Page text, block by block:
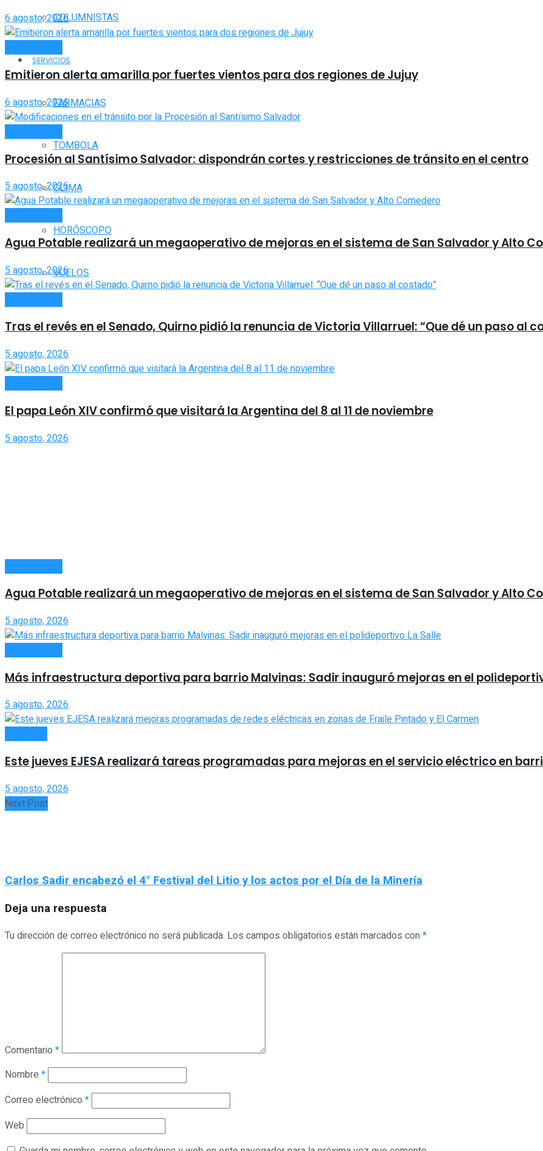
COLUMNISTAS
SERVICIOS
FARMACIAS
TOMBOLA
CLIMA
HORÓSCOPO
VUELOS
6 agosto, 2026
Emitieron alerta amarilla por fuertes vientos para dos regiones de Jujuy
6 agosto, 2026
Procesión al Santísimo Salvador: dispondrán cortes y restricciones de tránsito en el centro
5 agosto, 2026
Agua Potable realizará un megaoperativo de mejoras en el sistema de San Salvador y Alto
5 agosto, 2026
Tras el revés en el Senado, Quirno pidió la renuncia de Victoria Villarruel: “Que dé un paso al
5 agosto, 2026
El papa León XIV confirmó que visitará la Argentina del 8 al 11 de noviembre
5 agosto, 2026
Agua Potable realizará un megaoperativo de mejoras en el sistema de San Salvador y Alto
5 agosto, 2026
Más infraestructura deportiva para barrio Malvinas: Sadir inauguró mejoras en el
5 agosto, 2026
Este jueves EJESA realizará tareas programadas para mejoras en el servicio eléctrico en
5 agosto, 2026
Next Post
Carlos Sadir encabezó el 4° Festival del Litio y los actos por el Día de la Minería
Deja una respuesta
Tu dirección de correo electrónico no será publicada. Los campos obligatorios están marcados con*
Comentario *
Nombre *
Correo electrónico *
Web